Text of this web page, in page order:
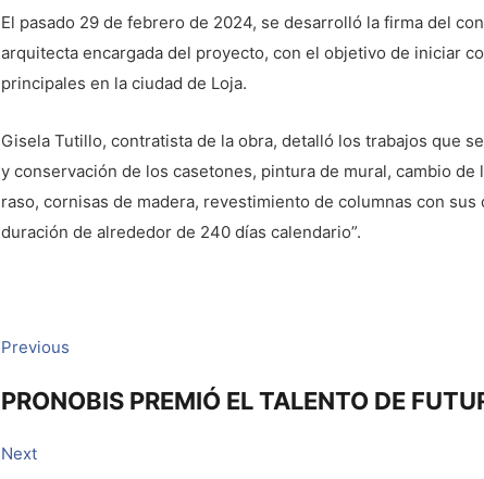
El pasado 29 de febrero de 2024, se desarrolló la firma del
arquitecta encargada del proyecto, con el objetivo de iniciar
principales en la ciudad de Loja.
Gisela Tutillo, contratista de la obra, detalló los trabajos que
y conservación de los casetones, pintura de mural, cambio
raso, cornisas de madera, revestimiento de columnas con
duración de alrededor de 240 días calendario”.
Navegación
de
Previous
PRONOBIS PREMIÓ EL TALENTO DE
NextNext